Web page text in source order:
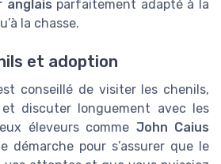
anglais parfaitement adapté à la
la chasse.
et adoption
conseillé de visiter les chenils,
discuter longuement avec les
éleveurs comme John Caius
démarche pour s’assurer que le